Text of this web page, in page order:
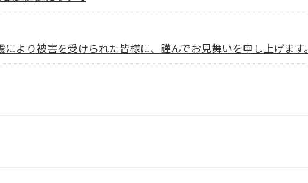
より被害を受けられた皆様に、謹んでお見舞いを申し上げます。